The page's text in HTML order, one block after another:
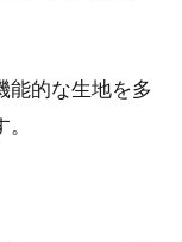
能的な生地を多